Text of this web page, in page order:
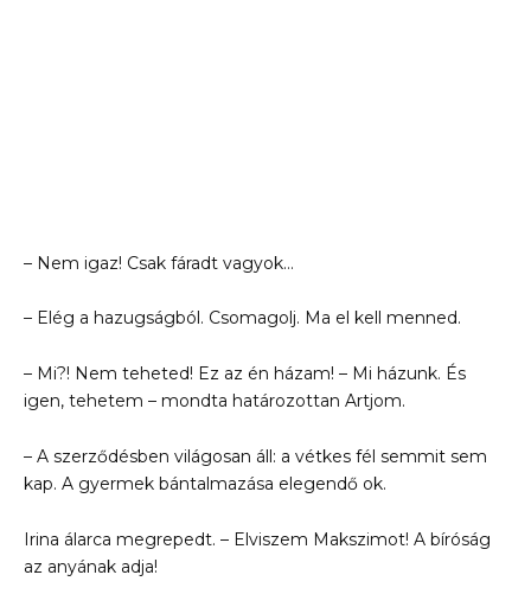
– Nem igaz! Csak fáradt vagyok…
– Elég a hazugságból. Csomagolj. Ma el kell menned.
– Mi?! Nem teheted! Ez az én házam! – Mi házunk. És
igen, tehetem – mondta határozottan Artjom.
– A szerződésben világosan áll: a vétkes fél semmit sem
kap. A gyermek bántalmazása elegendő ok.
Irina álarca megrepedt. – Elviszem Makszimot! A bíróság
az anyának adja!